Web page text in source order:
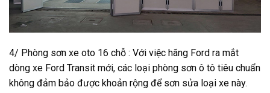
4/ Phòng sơn xe oto 16 chỗ : Với việc hãng Ford ra mắt
dòng xe Ford Transit mới, các loại phòng sơn ô tô tiêu chuẩn
không đảm bảo được khoản rộng để sơn sửa loại xe này.